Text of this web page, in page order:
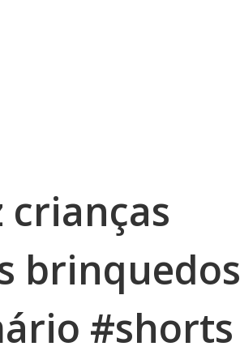
crianças
brinquedos
#shorts